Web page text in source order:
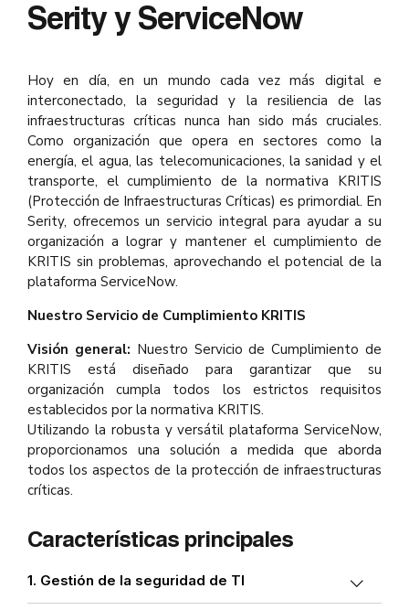
Serity y ServiceNow
Hoy en día, en un mundo cada vez más digital e
interconectado, la seguridad y la resiliencia de las
infraestructuras críticas nunca han sido más cruciales.
Como organización que opera en sectores como la
energía, el agua, las telecomunicaciones, la sanidad y el
transporte, el cumplimiento de la normativa KRITIS
(Protección de Infraestructuras Críticas) es primordial. En
Serity, ofrecemos un servicio integral para ayudar a su
organización a lograr y mantener el cumplimiento de
KRITIS sin problemas, aprovechando el potencial de la
plataforma ServiceNow.
Nuestro Servicio de Cumplimiento KRITIS
Visión general: Nuestro Servicio de Cumplimiento de
KRITIS está diseñado para garantizar que su
organización cumpla todos los estrictos requisitos
establecidos por la normativa KRITIS.
Utilizando la robusta y versátil plataforma ServiceNow,
proporcionamos una solución a medida que aborda
todos los aspectos de la protección de infraestructuras
críticas.
Características principales
1. Gestión de la seguridad de TI